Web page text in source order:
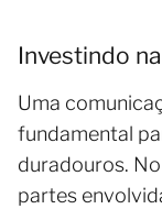
Investindo
Uma
fundamental
duradouros.
partes